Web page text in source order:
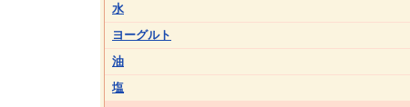
水
ヨーグルト
油
塩